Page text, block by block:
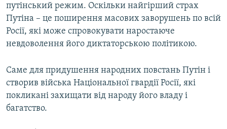
путінський режим. Оскільки найгірший страх
Путіна – це поширення масових заворушень по всій
Росії, які може спровокувати наростаюче
невдоволення його диктаторською політикою.
Саме для придушення народних повстань Путін і
створив війська Національної гвардії Росії, які
покликані захищати від народу його владу і
багатство.